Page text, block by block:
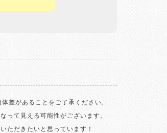
差があることをご了承ください。
って見える可能性がございます。
ただきたいと思っています！